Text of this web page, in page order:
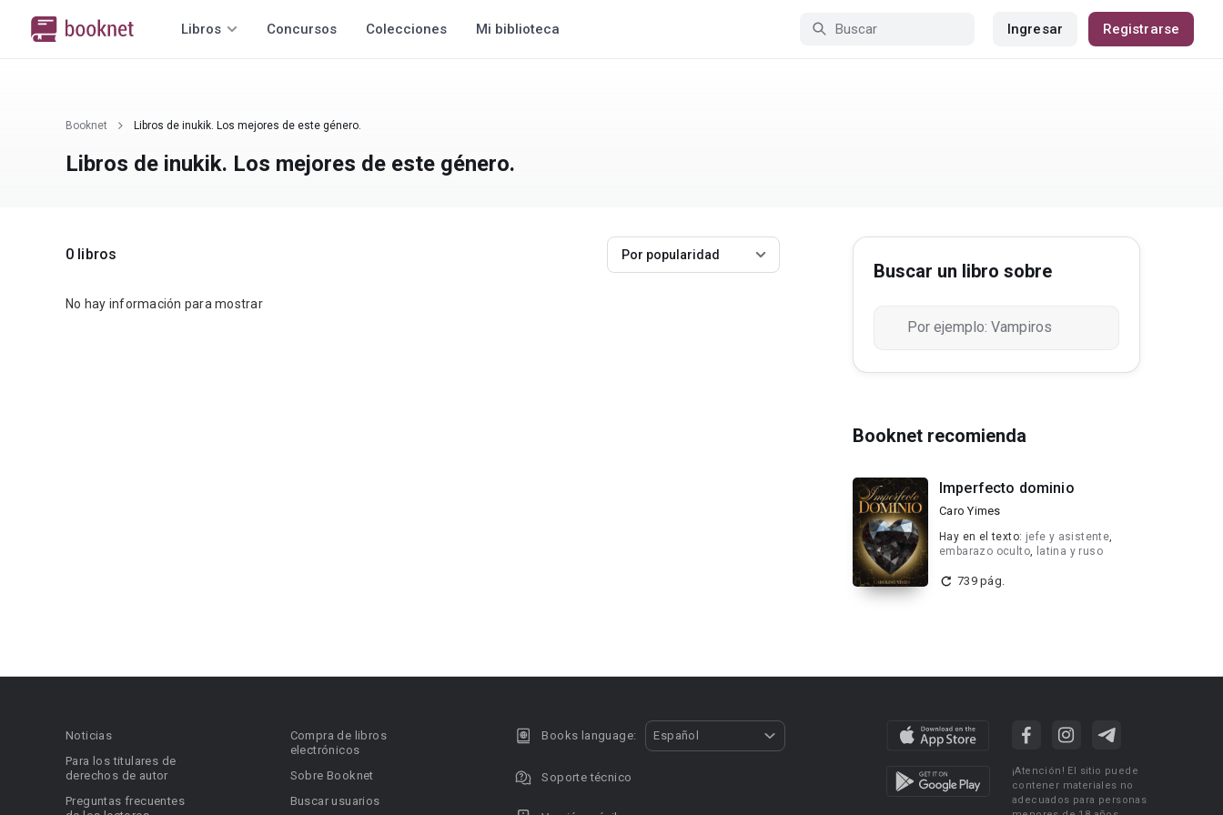
Libros Concursos Colecciones Mi biblioteca Ingresar Registrarse
Booknet Libros de inukik. Los mejores de este género.
Libros de inukik. Los mejores de este género.
0 libros Por popularidad
No hay información para mostrar
Buscar un libro sobre
Booknet recomienda
Imperfecto dominio
Caro Yimes
Hay en el texto: jefe y asistente,
embarazo oculto, latina y ruso
739 pág.
Noticias
Para los titulares de
derechos de autor
Preguntas frecuentes
Compra de libros
electrónicos
Sobre Booknet
Buscar usuarios
Books language: Español
Soporte técnico
¡Atención! El sitio puede
contener materiales no
adecuados para personas